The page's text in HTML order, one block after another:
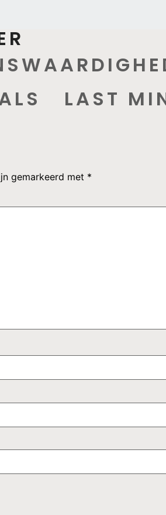
LAST
gemarkeerd met *